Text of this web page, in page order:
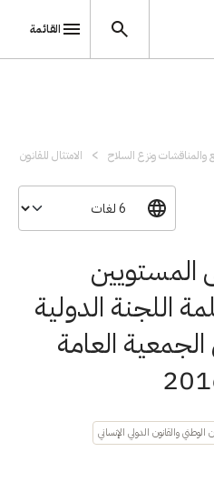
القائمة
والمناقشات ونزع السلاح الامتثال للقانون
المستويين
اللجنة الدولية
العامة
الوطني والقانون الدولي الإنساني